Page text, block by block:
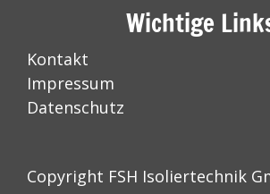
Wichtige
Kontakt
Impressum
Datenschutz
Copyright FSH Isoliertechnik